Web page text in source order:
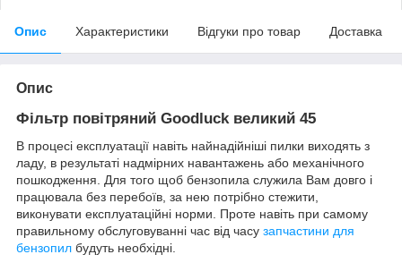
Опис Характеристики Відгуки про товар Доставка
Опис
Фільтр повітряний Goodluck великий 45
В процесі експлуатації навіть найнадійніші пилки виходять з
ладу, в результаті надмірних навантажень або механічного
пошкодження. Для того щоб бензопила служила Вам довго і
працювала без перебоїв, за нею потрібно стежити,
виконувати експлуатаційні норми. Проте навіть при самому
правильному обслуговуванні час від часу запчастини для
бензопил будуть необхідні.